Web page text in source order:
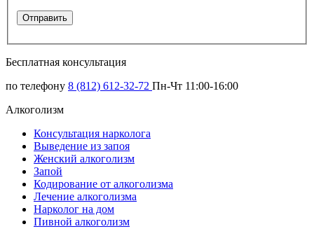
Бесплатная консультация
по телефону 8 (812) 612-32-72 Пн-Чт 11:00-16:00
Алкоголизм
Консультация нарколога
Выведение из запоя
Женский алкоголизм
Запой
Кодирование от алкоголизма
Лечение алкоголизма
Нарколог на дом
Пивной алкоголизм